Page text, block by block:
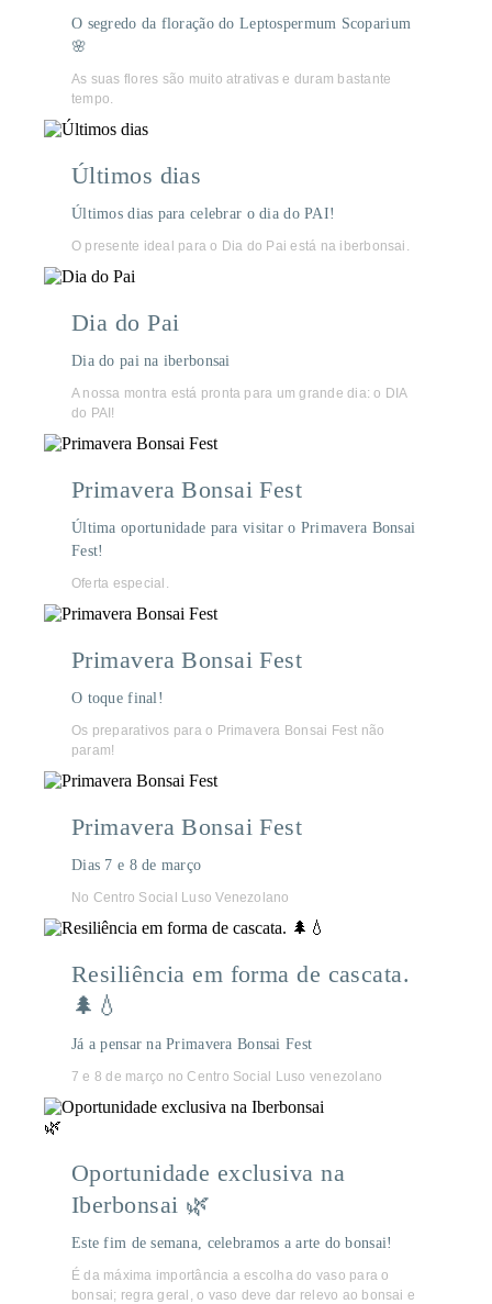
O segredo da floração do Leptospermum Scoparium
🌸
As suas flores são muito atrativas e duram bastante
tempo.
Últimos dias
Últimos dias para celebrar o dia do PAI!
O presente ideal para o Dia do Pai está na iberbonsai.
Dia do Pai
Dia do pai na iberbonsai
A nossa montra está pronta para um grande dia: o DIA
do PAI!
Primavera Bonsai Fest
Última oportunidade para visitar o Primavera Bonsai
Fest!
Oferta especial.
Primavera Bonsai Fest
O toque final!
Os preparativos para o Primavera Bonsai Fest não
param!
Primavera Bonsai Fest
Dias 7 e 8 de março
No Centro Social Luso Venezolano
Resiliência em forma de cascata.
🌲💧
Já a pensar na Primavera Bonsai Fest
7 e 8 de março no Centro Social Luso venezolano
Oportunidade exclusiva na
Iberbonsai 🌿
Este fim de semana, celebramos a arte do bonsai!
É da máxima importância a escolha do vaso para o
bonsai; regra geral, o vaso deve dar relevo ao bonsai e